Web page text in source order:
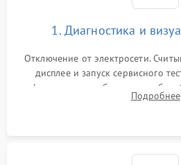
1500 ₽
1. Диагностика и
Отключение от электросети.
дисплее и запуск сервисного
фильтра, теплообменника и
неисправностях (не сушит, неПодробнее